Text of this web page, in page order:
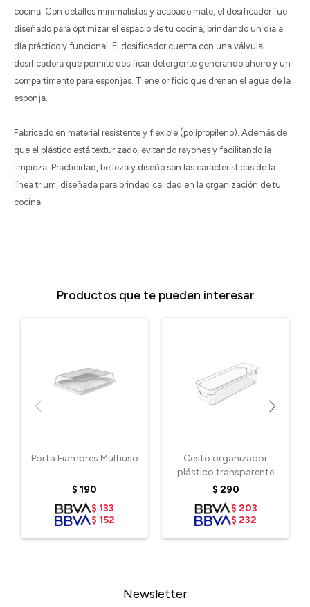
cocina. Con detalles minimalistas y acabado mate, el dosificador fue
diseñado para optimizar el espacio de tu cocina, brindando un día a
día práctico y funcional. El dosificador cuenta con una válvula
dosificadora que permite dosificar detergente generando ahorro y un
compartimento para esponjas. Tiene orificio que drenan el agua de la
esponja.
Fabricado en material resistente y flexible (polipropileno). Además de
que el plástico está texturizado, evitando rayones y facilitando la
limpieza. Practicidad, belleza y diseño son las características de la
línea trium, diseñada para brindad calidad en la organización de tu
cocina.
Productos que te pueden interesar
Porta Fiambres Multiuso
$ 190
$ 133
$ 152
Cesto organizador
plástico transparente
30x10x7 cm
$ 290
$ 203
$ 232
Newsletter